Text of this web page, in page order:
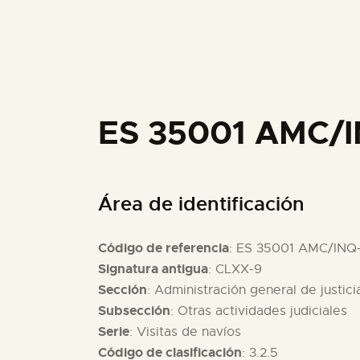
ES 35001 AMC/
Área de identificación
Código de referencia: ES 35001 AMC/
Signatura antigua: CLXX-9
Sección: Administración general de
Subsección: Otras actividades judiciales
Serie: Visitas de navíos
Código de clasificación: 3.2.5